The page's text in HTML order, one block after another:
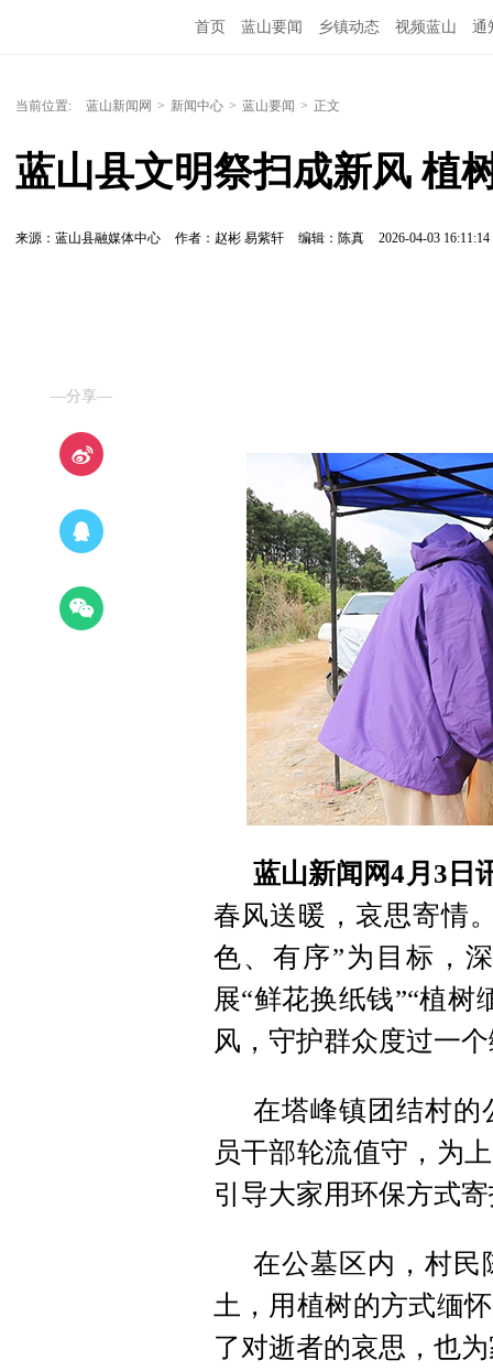
首页 蓝山要闻 乡镇动态 视频蓝山 通
当前位置: 蓝山新闻网 > 新闻中心 > 蓝山要闻 > 正文
蓝山县文明祭扫成新风 植
来源：蓝山县融媒体中心 作者：赵彬 易紫轩 编辑：陈真 2026-04-03 16:11:14
—分享—
蓝山新闻网4月3日
春风送暖，哀思寄情
色、有序”为目标，
展“鲜花换纸钱”“植
风，守护群众度过一
在塔峰镇团结村的
员干部轮流值守，为
引导大家用环保方式
在公墓区内，村民
土，用植树的方式缅
了对逝者的哀思，也